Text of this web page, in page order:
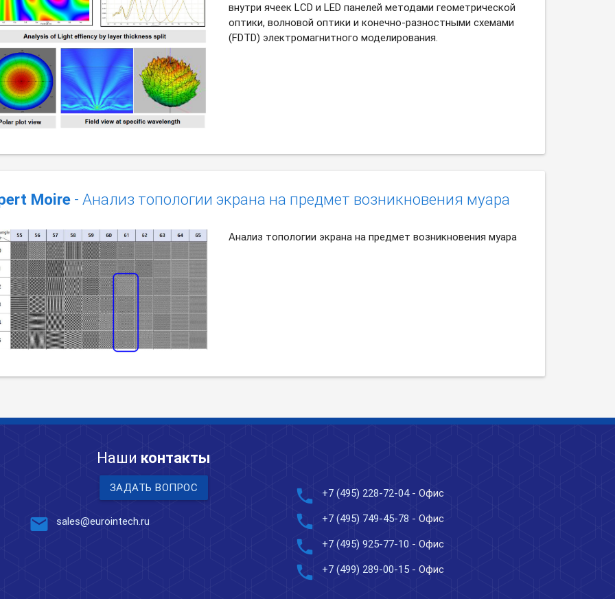
внутри ячеек LCD и LED панелей методами геометрической
оптики, волновой оптики и конечно-разностными схемами
(FDTD) электромагнитного моделирования.
Moire- Анализ топологии экрана на предмет возникновения муара
Анализ топологии экрана на предмет возникновения муара
Наши контакты
ЗАДАТЬ ВОПРОС
mail sales@eurointech.ru
phone +7 (495) 228-72-04- Офис
phone +7 (495) 749-45-78 - Офис
phone +7 (495) 925-77-10 - Офис
phone +7 (499) 289-00-15 - Офис